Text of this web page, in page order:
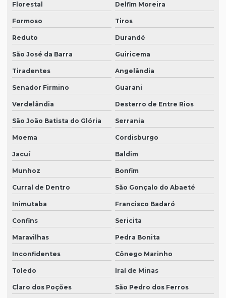
Florestal Delfim Moreira
Formoso Tiros
Reduto Durandé
São José da Barra Guiricema
Tiradentes Angelândia
Senador Firmino Guarani
Verdelândia Desterro de Entre Rios
São João Batista do Glória Serrania
Moema Cordisburgo
Jacuí Baldim
Munhoz Bonfim
Curral de Dentro São Gonçalo do Abaeté
Inimutaba Francisco Badaró
Confins Sericita
Maravilhas Pedra Bonita
Inconfidentes Cônego Marinho
Toledo Iraí de Minas
Claro dos Poções São Pedro dos Ferros